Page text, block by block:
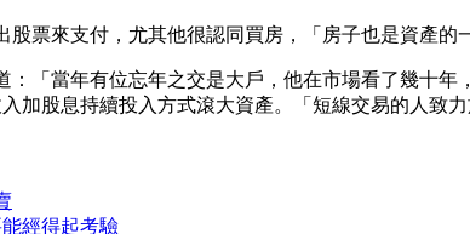
票來支付，尤其他很認同買房，「房子也是資產的
「當年有位忘年之交是大戶，他在市場看了幾十
加股息持續投入方式滾大資產。「短線交易的人致
經得起考驗